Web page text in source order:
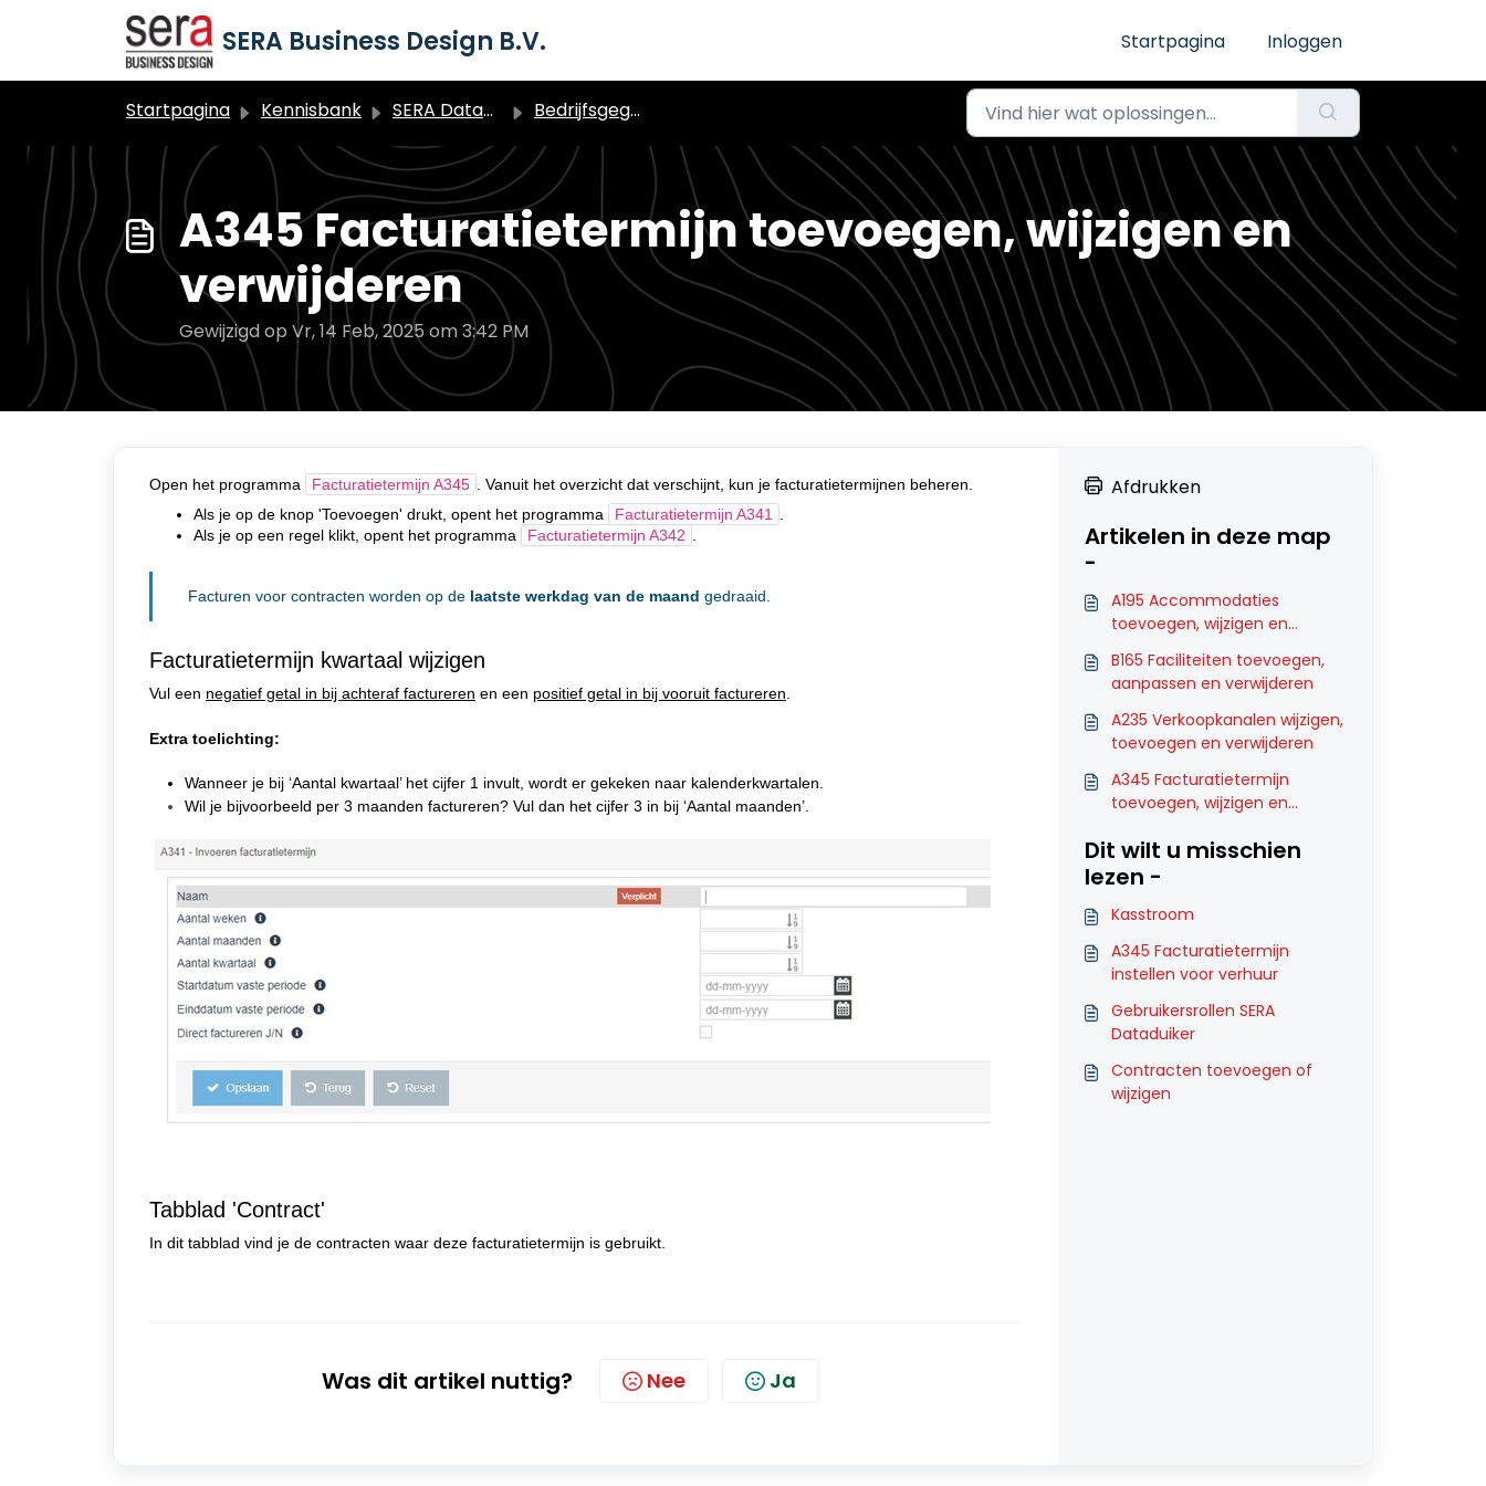
Doorgaan naar hoofdinhoud
SERA Business Design B.V. Startpagina Inloggen
Startpagina Kennisbank SERA Dataduiker Backoffice Bedrijfsgegevens
A345 Facturatietermijn toevoegen, wijzigen en
verwijderen
Gewijzigd op Vr, 14 Feb, 2025 om 3:42 PM
Open het programma Facturatietermijn A345
. Vanuit het overzicht dat verschijnt, kun je facturatietermijnen beheren.
Als je op de knop 'Toevoegen' drukt, opent het programma
Facturatietermijn A341
Als je op een regel klikt, opent het programma
Facturatietermijn A342
Facturen voor contracten worden op de laatste werkdag van de maand gedraaid.
Facturatietermijn kwartaal wijzigen
Vul een negatief getal in bij achteraf factureren en een positief getal in bij vooruit factureren.
Extra toelichting:
Wanneer je bij ‘Aantal kwartaal’ het cijfer 1 invult, wordt er gekeken naar kalenderkwartalen.
Wil je bijvoorbeeld per 3 maanden factureren? Vul dan het cijfer 3 in bij ‘Aantal maanden’.
Tabblad 'Contract'
In dit tabblad vind je de contracten waar deze facturatietermijn is gebruikt.
Was dit artikel nuttig? Nee Ja
Afdrukken
Artikelen in deze map
-
A195 Accommodaties
toevoegen, wijzigen en
B165 Faciliteiten toevoegen,
aanpassen en verwijderen
A235 Verkoopkanalen wijzigen,
toevoegen en verwijderen
A345 Facturatietermijn
toevoegen, wijzigen en
Dit wilt u misschien
lezen -
Kasstroom
A345 Facturatietermijn
instellen voor verhuur
Gebruikersrollen SERA
Dataduiker
Contracten toevoegen of
wijzigen